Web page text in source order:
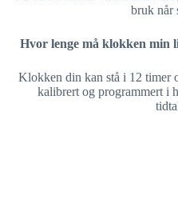
bruk når
Hvor lenge må klokken min
Klokken din kan stå i 12 timer
kalibrert og programmert i